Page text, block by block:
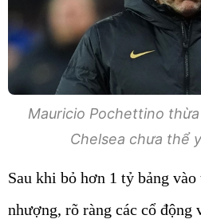
Mauricio Pochettino
Chelsea chưa thể
Sau khi bỏ hơn 1 tỷ bảng
nhượng, rõ ràng các cổ động